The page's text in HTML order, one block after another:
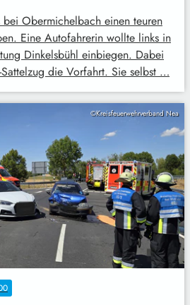
bei Obermichelbach einen teuren
Eine Autofahrerin wollte links in
Dinkelsbühl einbiegen. Dabei
die Vorfahrt. Sie selbst …
©Kreisfeuerwehrverband Nea